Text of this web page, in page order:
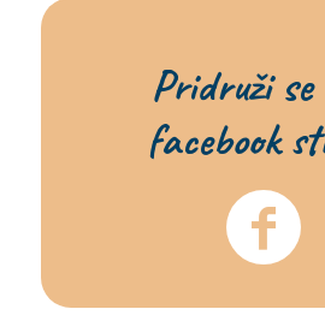
Pridruži
facebook